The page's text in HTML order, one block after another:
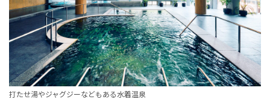
打たせ湯やジャグジーなどもある水着温泉